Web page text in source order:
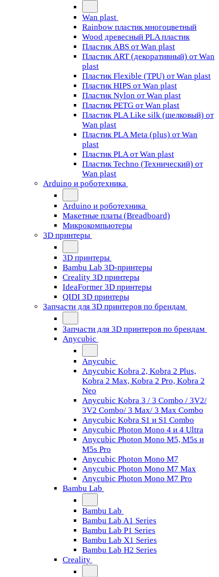
Wan plast
Rainbow пластик многоцветный
Wood древесный PLA пластик
Пластик ABS от Wan plast
Пластик ART (декоративный) от Wan
plast
Пластик Flexible (TPU) от Wan plast
Пластик HIPS от Wan plast
Пластик Nylon от Wan plast
Пластик PETG от Wan plast
Пластик PLA Like silk (шелковый) от
Wan plast
Пластик PLA Meta (plus) от Wan
plast
Пластик PLA от Wan plast
Пластик Techno (Технический) от
Wan plast
Arduino и роботехника
Arduino и роботехника
Макетные платы (Breadboard)
Микрокомпьютеры
3D принтеры
3D принтеры
Bambu Lab 3D-принтеры
Creality 3D принтеры
IdeaFormer 3D принтеры
QIDI 3D принтеры
Запчасти для 3D принтеров по брендам
Запчасти для 3D принтеров по брендам
Anycubic
Anycubic
Anycubic Kobra 2, Kobra 2 Plus,
Kobra 2 Max, Kobra 2 Pro, Kobra 2
Neo
Anycubic Kobra 3 / 3 Combo / 3V2/
3V2 Combo/ 3 Max/ 3 Max Combo
Anycubic Kobra S1 и S1 Combo
Anycubic Photon Mono 4 и 4 Ultra
Anycubic Photon Mono M5, M5s и
M5s Pro
Anycubic Photon Mono M7
Anycubic Photon Mono M7 Max
Anycubic Photon Mono M7 Pro
Bambu Lab
Bambu Lab
Bambu Lab A1 Series
Bambu Lab P1 Series
Bambu Lab X1 Series
Bambu Lab H2 Series
Creality